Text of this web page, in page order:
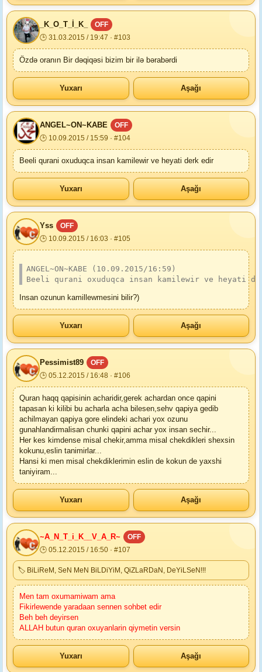
_K_O_T_İ_K_
OFF
🕒 31.03.2015 / 19:47 · #103
Özdə oranın Bir dəqiqəsi bizim bir ilə bərabərdi
Yuxarı Aşağı
ANGEL~ON~KABE
OFF
🕒 10.09.2015 / 15:59 · #104
Beeli qurani oxuduqca insan kamilewir ve heyati derk edir
Yuxarı Aşağı
Yss
OFF
🕒 10.09.2015 / 16:03 · #105
ANGEL~ON~KABE (10.09.2015/16:59)
Beeli qurani oxuduqca insan kamilewir ve heyati
Insan ozunun kamillewmesini bilir?)
Yuxarı Aşağı
Реssimist89
OFF
🕒 05.12.2015 / 16:48 · #106
Quran haqq qapisinin acharidir,gerek achardan once qapini
tapasan ki kilibi bu acharla acha bilesen,sehv qapiya gedib
achilmayan qapiya gore elindeki achari yox ozunu
gunahlandirmalisan chunki qapini achar yox insan sechir...
Her kes kimdense misal chekir,amma misal chekdikleri shexsin
kokunu,eslin tanimirlar...
Hansi ki men misal chekdiklerimin eslin de kokun de yaxshi
taniyiram...
Yuxarı Aşağı
~A_N_T_i_K__V_A_R~
OFF
🕒 05.12.2015 / 16:50 · #107
🏷 BiLiReM, SeN MeN BiLDiYiM, QiZLaRDaN, DeYiLSeN!!!
Men tam oxumamiwam ama
Fikirlewende yaradaan sennen sohbet edir
Beh beh deyirsen
ALLAH butun quran oxuyanlarin qiymetin versin
Yuxarı Aşağı